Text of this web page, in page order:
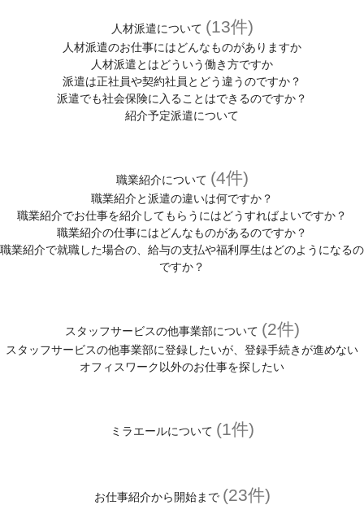
人材派遣について (13件)
人材派遣のお仕事にはどんなものがありますか
人材派遣とはどういう働き方ですか
派遣は正社員や契約社員とどう違うのですか？
派遣でも社会保険に入ることはできるのですか？
紹介予定派遣について
職業紹介について (4件)
職業紹介と派遣の違いは何ですか？
職業紹介でお仕事を紹介してもらうにはどうすればよいですか？
職業紹介の仕事にはどんなものがあるのですか？
職業紹介で就職した場合の、給与の支払や福利厚生はどのようになるの
ですか？
スタッフサービスの他事業部について (2件)
スタッフサービスの他事業部に登録したいが、登録手続きが進めない
オフィスワーク以外のお仕事を探したい
ミラエールについて (1件)
お仕事紹介から開始まで (23件)